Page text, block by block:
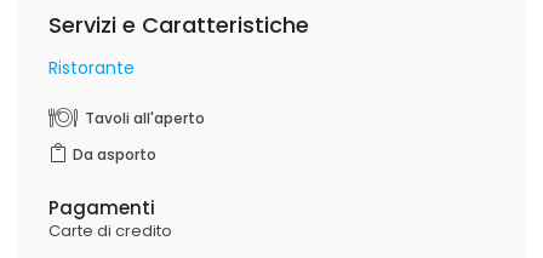
Servizi e Caratteristiche
Ristorante
Tavoli all'aperto
Da asporto
Pagamenti
Carte di credito